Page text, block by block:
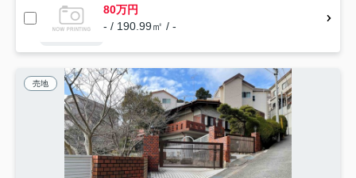
80万円
- / 190.99㎡ / -
売地